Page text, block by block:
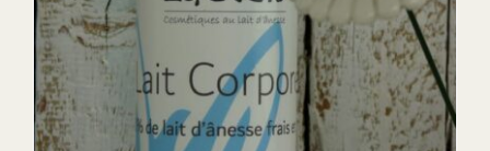
ADD TO CART / DETAILS